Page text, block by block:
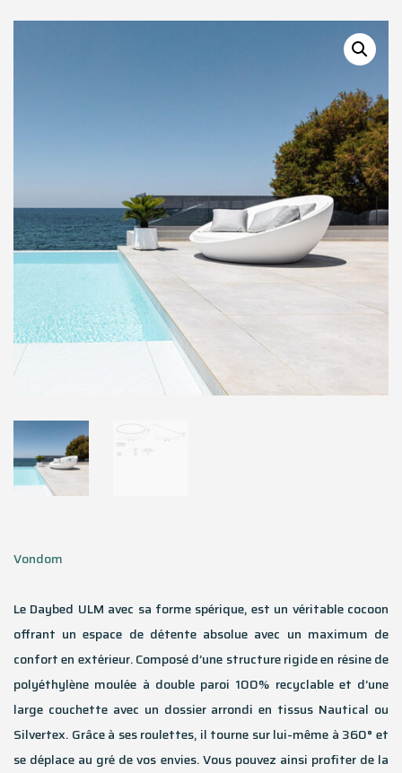
Vondom
Le Daybed ULM avec sa forme spérique, est un véritable cocoon
offrant un espace de détente absolue avec un maximum de
confort en extérieur. Composé d’une structure rigide en résine de
polyéthylène moulée à double paroi 100% recyclable et d’une
large couchette avec un dossier arrondi en tissus Nautical ou
Silvertex. Grâce à ses roulettes, il tourne sur lui-même à 360° et
se déplace au gré de vos envies. Vous pouvez ainsi profiter de la